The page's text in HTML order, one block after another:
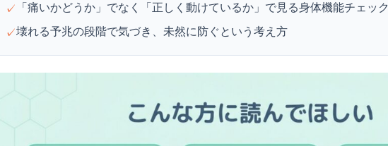
✓ 「痛いかどうか」でなく「正しく動けているか」で見る身体機能チェック
✓壊れる予兆の段階で気づき、未然に防ぐという考え方